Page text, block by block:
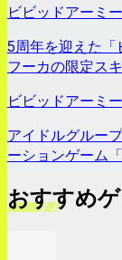
ビビッドアーミー
5周年を迎えた「
フーカの限定ス
ビビッドアーミー
アイドルグルー
ーションゲーム
おすすめ